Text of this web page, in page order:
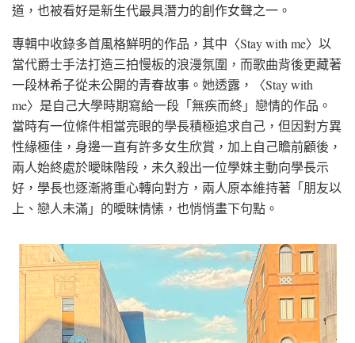
道，也被看好是新生代最具潛力的創作女聲之一。
專輯中收錄多首風格鮮明的作品，其中〈Stay with me〉以
當代爵士手法打造三拍慢板的浪漫氛圍，而歌曲背後更藏著
一段林希子從未公開的青春故事。她透露，〈Stay with
me〉是自己大學時期寫給一段「無疾而終」戀情的作品。
當時有一位條件相當亮眼的學長積極追求自己，但因對方異
性緣極佳，身邊一直有許多女生欣賞，加上自己瞻前顧後，
兩人始終處於曖昧階段，未久殺出一位學妹主動向學長示
好，學長也逐漸將重心轉向對方，兩人原本維持著「朋友以
上、戀人未滿」的曖昧情愫，也悄悄畫下句點。